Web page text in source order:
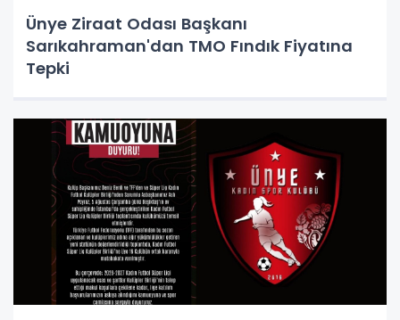
Ünye Ziraat Odası Başkanı
Sarıkahraman'dan TMO Fındık Fiyatına
Tepki